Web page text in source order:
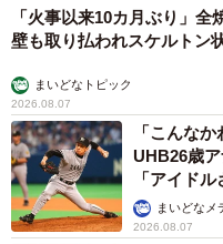
「火事以来10カ月ぶり」
壁も取り払われスケルトン
まいどなトピック
2026.08.07
「こんな
UHB26歳
「アイド
か」まいどなメ
2026.08.07